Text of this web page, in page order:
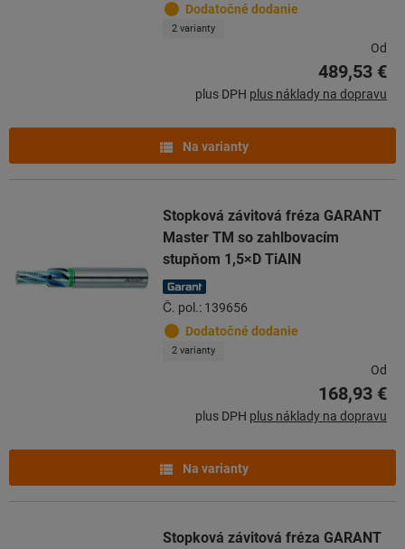
Dodatočné dodanie
2 varianty
Od
489,53 €
plus DPH plus náklady na dopravu
Na varianty
Stopková závitová fréza GARANT
Master TM so zahlbovacím
stupňom 1,5×D TiAlN
Č. pol.: 139656
Dodatočné dodanie
2 varianty
Od
168,93 €
plus DPH plus náklady na dopravu
Na varianty
Stopková závitová fréza GARANT